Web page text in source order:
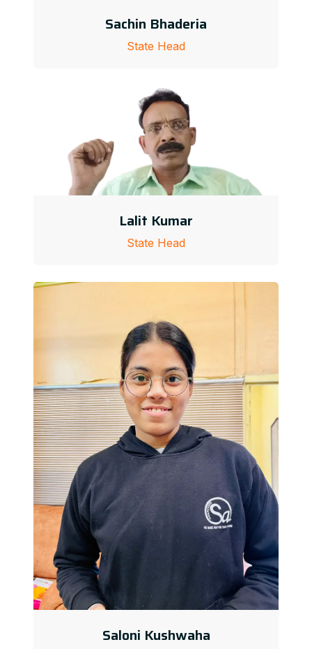
Sachin Bhaderia
State Head
Lalit Kumar
State Head
Saloni Kushwaha